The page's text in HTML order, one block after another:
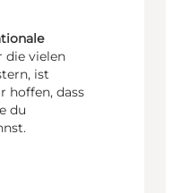
die vielen
ist
hoffen, dass
du